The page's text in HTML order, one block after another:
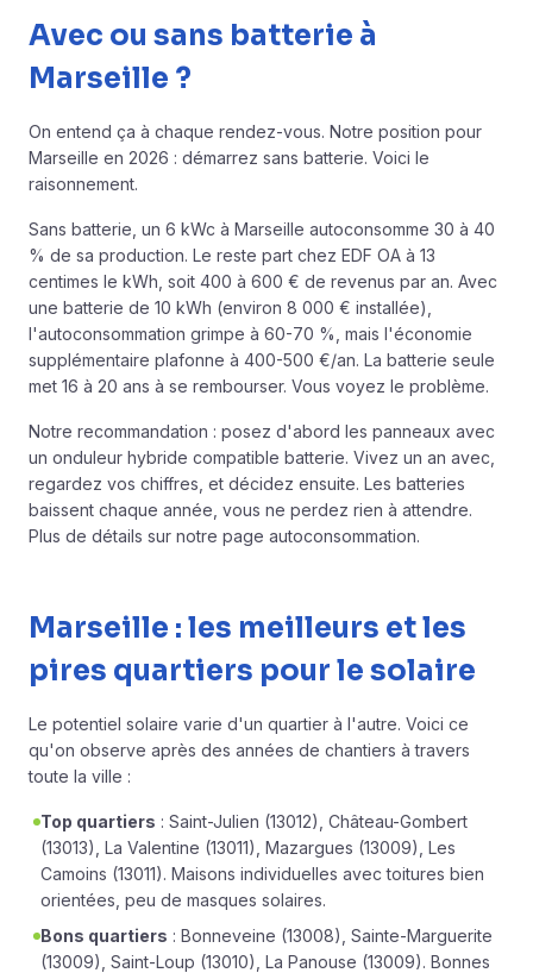
Avec ou sans batterie à
Marseille ?
On entend ça à chaque rendez-vous. Notre position pour
Marseille en 2026 : démarrez sans batterie. Voici le
raisonnement.
Sans batterie, un 6 kWc à Marseille autoconsomme 30 à 40
% de sa production. Le reste part chez EDF OA à 13
centimes le kWh, soit 400 à 600 € de revenus par an. Avec
une batterie de 10 kWh (environ 8 000 € installée),
l'autoconsommation grimpe à 60-70 %, mais l'économie
supplémentaire plafonne à 400-500 €/an. La batterie seule
met 16 à 20 ans à se rembourser. Vous voyez le problème.
Notre recommandation : posez d'abord les panneaux avec
un onduleur hybride compatible batterie. Vivez un an avec,
regardez vos chiffres, et décidez ensuite. Les batteries
baissent chaque année, vous ne perdez rien à attendre.
Plus de détails sur notre page autoconsommation.
Marseille : les meilleurs et les
pires quartiers pour le solaire
Le potentiel solaire varie d'un quartier à l'autre. Voici ce
qu'on observe après des années de chantiers à travers
toute la ville :
Top quartiers : Saint-Julien (13012), Château-Gombert
(13013), La Valentine (13011), Mazargues (13009), Les
Camoins (13011). Maisons individuelles avec toitures bien
orientées, peu de masques solaires.
Bons quartiers : Bonneveine (13008), Sainte-Marguerite
(13009), Saint-Loup (13010), La Panouse (13009). Bonnes